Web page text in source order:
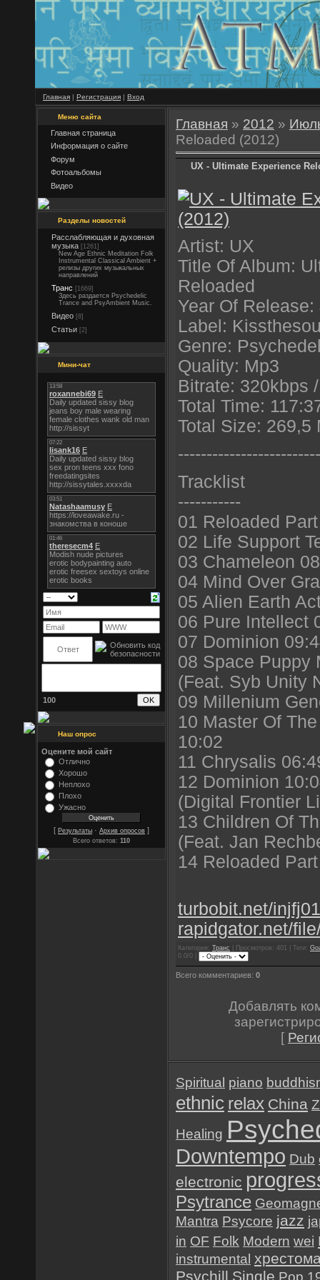
Главная | Регистрация | Вход
Меню сайта
Главная страница
Информация о сайте
Форум
Фотоальбомы
Видео
Разделы новостей
Расслабляющая и духовная
музыка [1261]
New Age Ethnic Meditation Folk
Instrumental Classical Ambient +
релизы других музыкальных
направлений
Транс [1669]
Здесь раздается Psychedelic
Trance and PsyAmbient Music.
Видео [8]
Статьи [2]
Мини-чат
100
Наш опрос
Оцените мой сайт
Отлично
Хорошо
Неплохо
Плохо
Ужасно
[ Результаты · Архив опросов ]
Всего ответов: 110
Главная » 2012 »
Reloaded (2012)
UX - Ultimate Experience
Artist: UX
Title Of Album:
Reloaded
Year Of
Label:
Genre:
Quality: Mp3
Bitrate: 320kbps
Total Time:
Total Size: 269,5
----------------------
Tracklist
-----------
01 Reloaded
02 Life Support
03 Chameleon
04 Mind Over
05 Alien Earth
06 Pure Intellect
07 Dominion
08 Space Puppy
(Feat. Syb Unity
09 Millenium
10 Master Of
10:02
11 Chrysalis
12 Dominion
(Digital Frontier
13 Children Of
(Feat. Jan
14 Reloaded
turbobit.net/
rapidgator.net/
Категория: Транс | Просмотров: 401 | Теги:
0.0/0 |
Всего комментариев: 0
Добавлять
[
Spiritual piano
ethnic relax China
Healing
Downtempo Dub
electronic
Psytrance
Mantra Psycore jazz
in OF Folk Modern wei
instrumental
Psychill Single Pop